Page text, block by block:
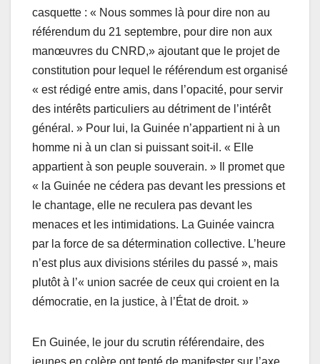
casquette : « Nous sommes là pour dire non au
référendum du 21 septembre, pour dire non aux
manœuvres du CNRD,» ajoutant que le projet de
constitution pour lequel le référendum est organisé
« est rédigé entre amis, dans l’opacité, pour servir
des intérêts particuliers au détriment de l’intérêt
général. » Pour lui, la Guinée n’appartient ni à un
homme ni à un clan si puissant soit-il. « Elle
appartient à son peuple souverain. » Il promet que
« la Guinée ne cédera pas devant les pressions et
le chantage, elle ne reculera pas devant les
menaces et les intimidations. La Guinée vaincra
par la force de sa détermination collective. L’heure
n’est plus aux divisions stériles du passé », mais
plutôt à l’« union sacrée de ceux qui croient en la
démocratie, en la justice, à l’État de droit. »
En Guinée, le jour du scrutin référendaire, des
jeunes en colère ont tenté de manifester sur l’axe